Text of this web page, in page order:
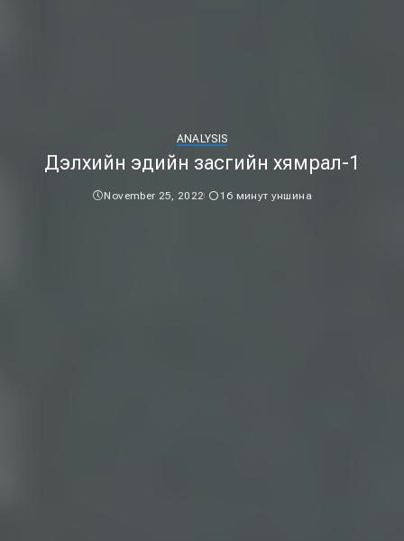
ANALYSIS
Дэлхийн эдийн засгийн хямрал-1
November 25, 2022 16 минут уншина